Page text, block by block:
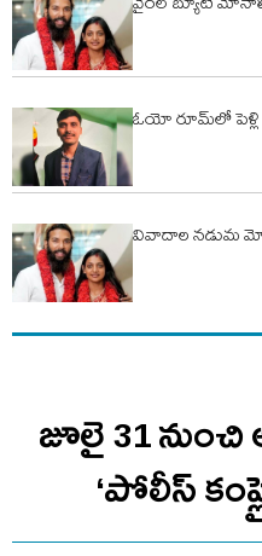
ఓయో రూమ్‌లో పెళ్లి
వివాదాల నడుమ
జూలై 31
‘పోలీస్